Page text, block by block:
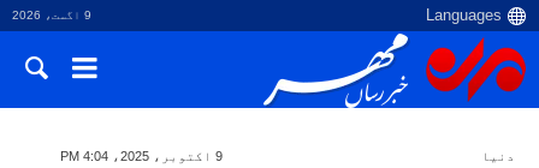
9 اگست، 2026
دنیا 9 اکتوبر، 2025، 4:04 PM